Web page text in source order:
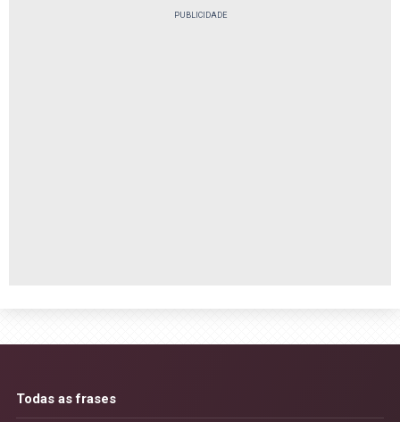
PUBLICIDADE
Todas as frases